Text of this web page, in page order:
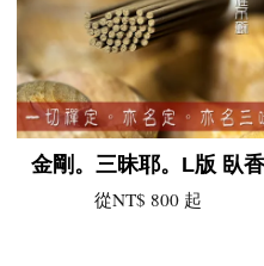
金剛。三昧耶。L版 臥香
從NT$ 800 起